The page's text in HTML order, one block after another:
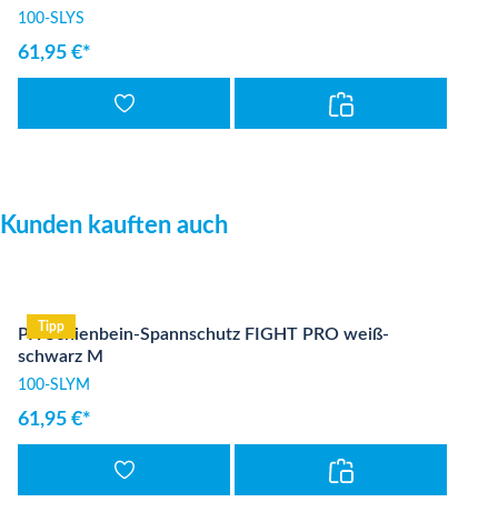
100-SLYS
61,95 €*
Produktgalerie überspringen
Kunden kauften auch
Tipp
PX Schienbein-Spannschutz FIGHT PRO weiß-
schwarz M
100-SLYM
61,95 €*